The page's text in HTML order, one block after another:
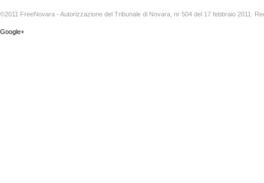
©2011 FreeNovara - Autorizzazione del Tribunale di Novara, nr 504 del 17 febbraio 2011.
Google+